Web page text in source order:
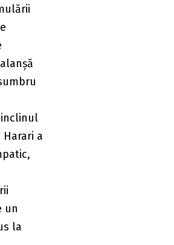
a
un
la